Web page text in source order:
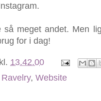
så meget andet. Men
for i dag!
kl. 13.42.00
Ravelry, Website